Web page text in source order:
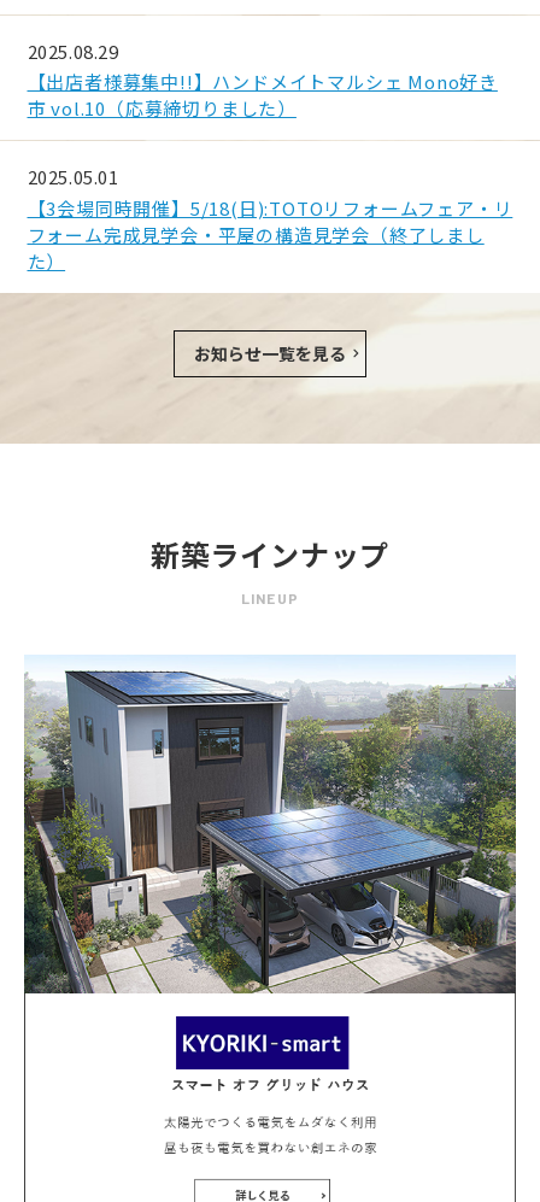
2025.08.29
【出店者様募集中!!】ハンドメイトマルシェ Mono好き
市 vol.10（応募締切りました）
2025.05.01
【3会場同時開催】5/18(日):TOTOリフォームフェア・リ
フォーム完成見学会・平屋の構造見学会（終了しまし
た）
お知らせ一覧を見る
新築ラインナップ
LINEUP